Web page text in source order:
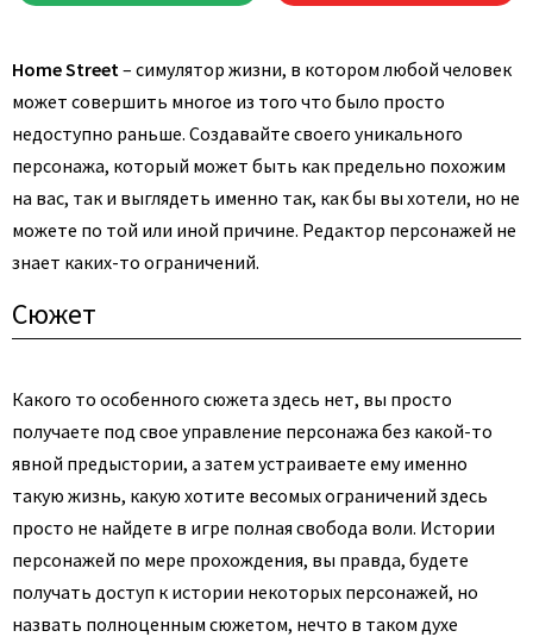
Home Street– симулятор жизни, в котором любой человек
может совершить многое из того что было просто
недоступно раньше. Создавайте своего уникального
персонажа, который может быть как предельно похожим
на вас, так и выглядеть именно так, как бы вы хотели, но не
можете по той или иной причине. Редактор персонажей не
знает каких-то ограничений.
Сюжет
Какого то особенного сюжета здесь нет, вы просто
получаете под свое управление персонажа без какой-то
явной предыстории, а затем устраиваете ему именно
такую жизнь, какую хотите весомых ограничений здесь
просто не найдете в игре полная свобода воли. Истории
персонажей по мере прохождения, вы правда, будете
получать доступ к истории некоторых персонажей, но
назвать полноценным сюжетом, нечто в таком духе